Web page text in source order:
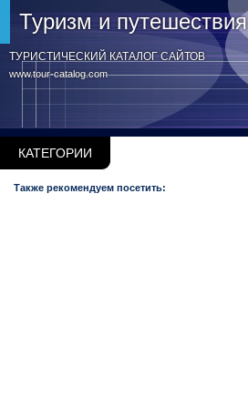
www.tour-catalog.com
Туризм и путешествия
ТУРИСТИЧЕСКИЙ КАТАЛОГ САЙТОВ
КАТЕГОРИИ
Также рекомендуем посетить: